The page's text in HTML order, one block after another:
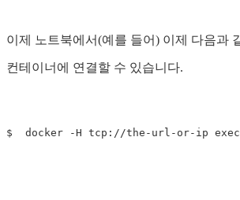
이제 노트북에서(예를 들어) 이제 다음과
컨테이너에 연결할 수 있습니다.
$ docker -H tcp://the-url-or-ip exec